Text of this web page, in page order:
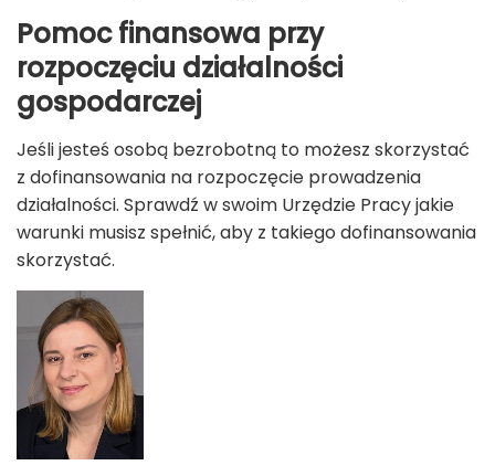
Pomoc finansowa przy
rozpoczęciu działalności
gospodarczej
Jeśli jesteś osobą bezrobotną to możesz skorzystać
z dofinansowania na rozpoczęcie prowadzenia
działalności. Sprawdź w swoim Urzędzie Pracy jakie
warunki musisz spełnić, aby z takiego dofinansowania
skorzystać.